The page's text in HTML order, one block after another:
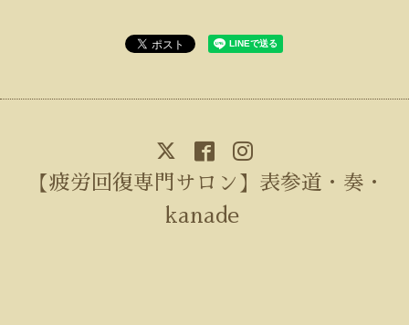
【疲労回復専門サロン】表参道・奏・
kanade